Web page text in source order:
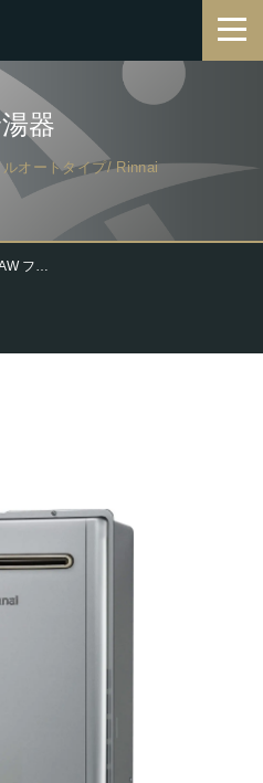
トタイプ
器
オートタイプ/ Rinnai